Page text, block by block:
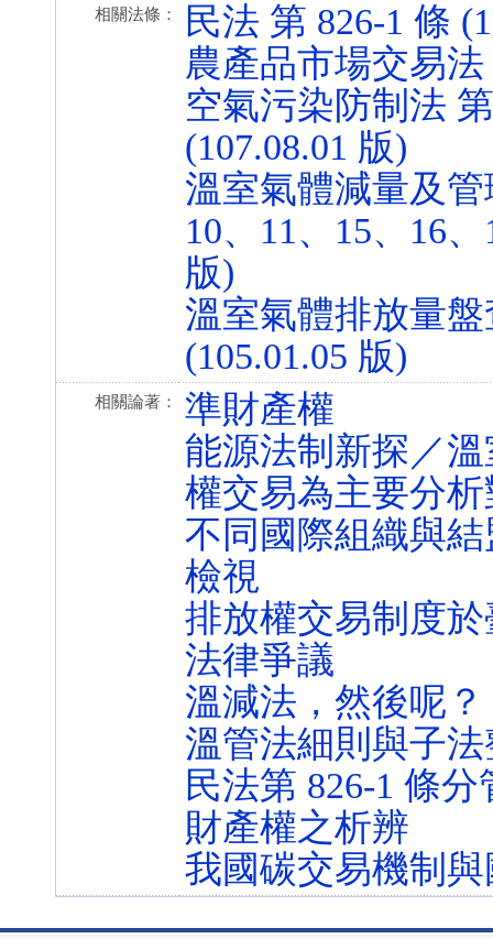
相關法條：
民法 第 826-1 條
農產品市場交易法
空氣污染防制法
(107.08.01 版)
溫室氣體減量及
10、11、15、16
版)
溫室氣體排放量
(105.01.05 版)
相關論著：
準財產權
能源法制新探／
權交易為主要分
不同國際組織與
檢視
排放權交易制度
法律爭議
溫減法，然後呢
溫管法細則與子
民法第 826-1 條
財產權之析辨
我國碳交易機制